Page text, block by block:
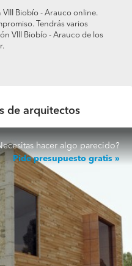
Biobío - Arauco online.
Tendrás varios
VIII Biobío - Arauco de los
de arquitectos
hacer algo parecido?
Pide presupuesto gratis